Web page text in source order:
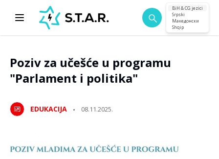
BiH & CG jezici
Srpski
Македонски
Shqip
Poziv za učešće u programu
"Parlament i politika"
EDUKACIJA 08.11.2025.